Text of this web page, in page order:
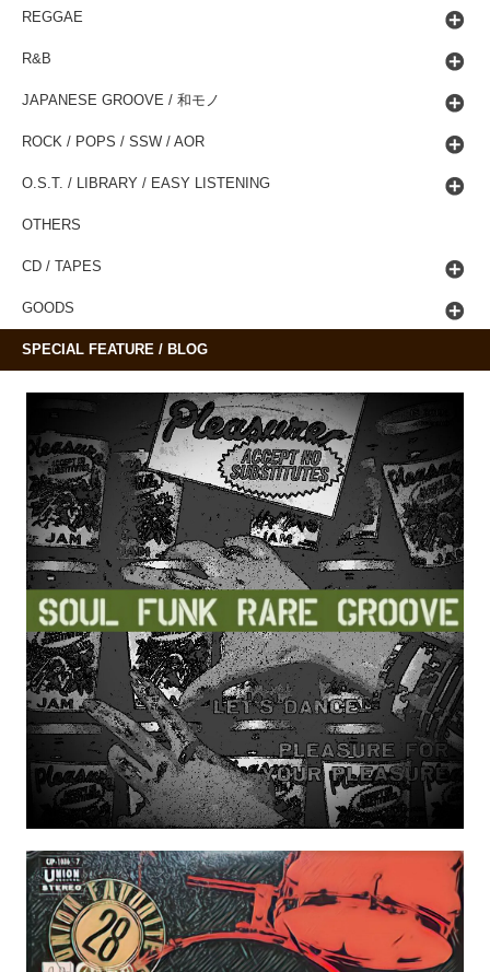
REGGAE
R&B
JAPANESE GROOVE / 和モノ
ROCK / POPS / SSW / AOR
O.S.T. / LIBRARY / EASY LISTENING
OTHERS
CD / TAPES
GOODS
SPECIAL FEATURE / BLOG